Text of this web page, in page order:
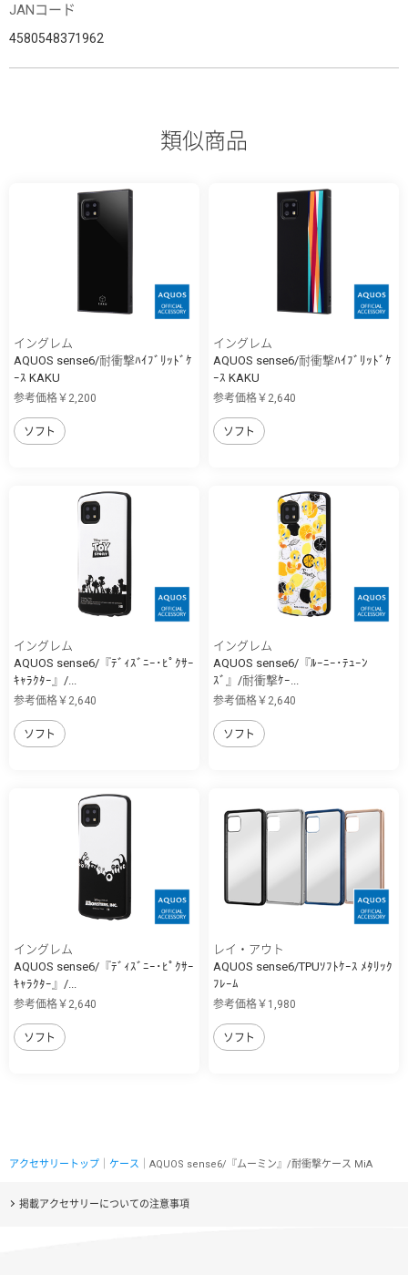
JANコード
4580548371962
類似商品
イングレム
AQUOS sense6/耐衝撃ﾊｲﾌﾞﾘｯﾄﾞｹ
ｰｽ KAKU
参考価格￥2,200
ソフト
イングレム
AQUOS sense6/耐衝撃ﾊｲﾌﾞﾘｯﾄﾞｹ
ｰｽ KAKU
参考価格￥2,640
ソフト
イングレム
AQUOS sense6/『ﾃﾞｨｽﾞﾆｰ･ﾋﾟｸｻｰ
ｷｬﾗｸﾀｰ』/...
参考価格￥2,640
ソフト
イングレム
AQUOS sense6/『ﾙｰﾆｰ･ﾃｭｰﾝ
ｽﾞ』/耐衝撃ｹｰ...
参考価格￥2,640
ソフト
イングレム
AQUOS sense6/『ﾃﾞｨｽﾞﾆｰ･ﾋﾟｸｻｰ
ｷｬﾗｸﾀｰ』/...
参考価格￥2,640
ソフト
レイ・アウト
AQUOS sense6/TPUｿﾌﾄｹｰｽ ﾒﾀﾘｯｸ
ﾌﾚｰﾑ
参考価格￥1,980
ソフト
アクセサリートップ ケース ｜AQUOS sense6/『ムーミン』/耐衝撃ケース MiA
掲載アクセサリーについての注意事項